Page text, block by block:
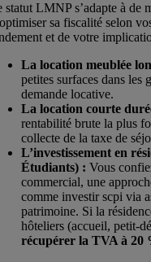
statut LMNP s’adapte à de
sa fiscalité selon
et de votre
La location meublée
petites surfaces dans les
demande locative.
La location courte
rentabilité brute la plus
collecte de la taxe de
L’investissement en
Étudiants) : Vous
commercial, une
comme investir scpi via
patrimoine. Si la
hôteliers (accueil, petit-
récupérer la TVA à 20